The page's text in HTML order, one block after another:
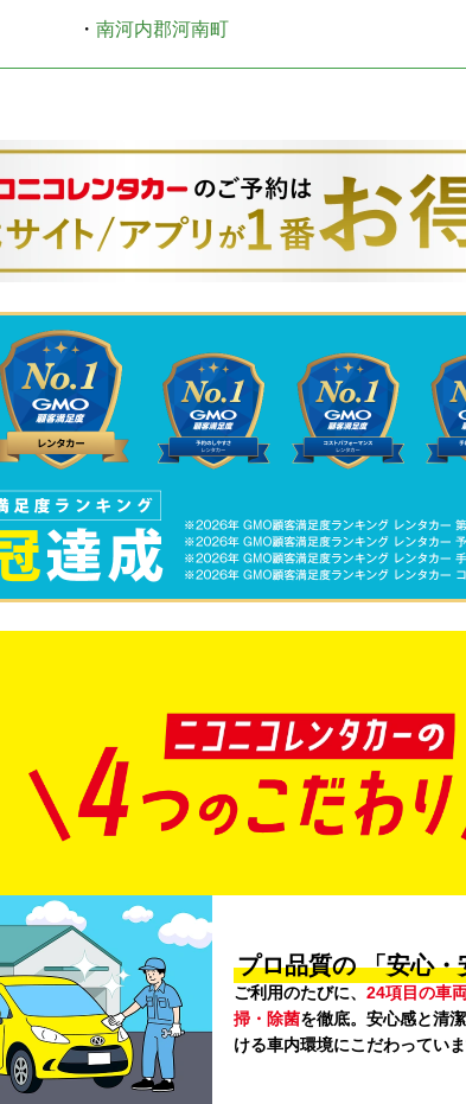
・ 南河内郡河南町
プロ品質の 「安心・
ご利用のたびに、 24項目の車
掃・除菌を徹底。安心感と清
ける車内環境にこだわっていま